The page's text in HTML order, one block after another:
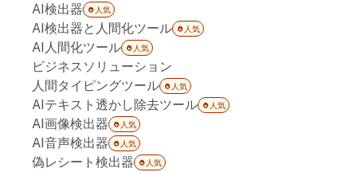
AI検出器 人気
AI検出器と人間化ツール 人気
AI人間化ツール 人気
ビジネスソリューション
人間タイピングツール
人気
AIテキスト透かし除去ツール 人気
AI画像検出器 人気
AI音声検出器 人気
偽レシート検出器 人気